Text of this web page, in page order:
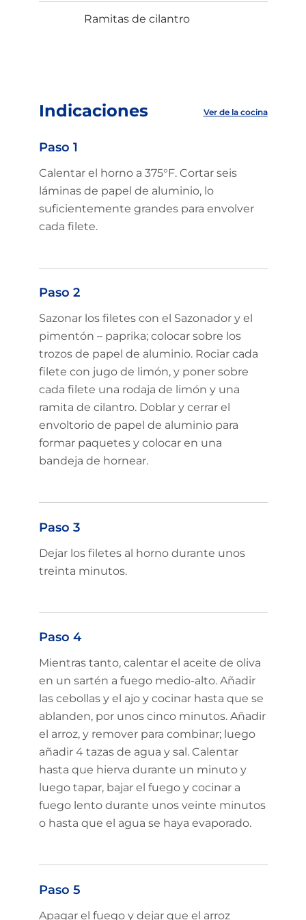
Ramitas de cilantro
Indicaciones Ver de la cocina
Paso 1
Calentar el horno a 375°F. Cortar seis
láminas de papel de aluminio, lo
suficientemente grandes para envolver
cada filete.
Paso 2
Sazonar los filetes con el Sazonador y el
pimentón – paprika; colocar sobre los
trozos de papel de aluminio. Rociar cada
filete con jugo de limón, y poner sobre
cada filete una rodaja de limón y una
ramita de cilantro. Doblar y cerrar el
envoltorio de papel de aluminio para
formar paquetes y colocar en una
bandeja de hornear.
Paso 3
Dejar los filetes al horno durante unos
treinta minutos.
Paso 4
Mientras tanto, calentar el aceite de oliva
en un sartén a fuego medio-alto. Añadir
las cebollas y el ajo y cocinar hasta que se
ablanden, por unos cinco minutos. Añadir
el arroz, y remover para combinar; luego
añadir 4 tazas de agua y sal. Calentar
hasta que hierva durante un minuto y
luego tapar, bajar el fuego y cocinar a
fuego lento durante unos veinte minutos
o hasta que el agua se haya evaporado.
Paso 5
Apagar el fuego y dejar que el arroz